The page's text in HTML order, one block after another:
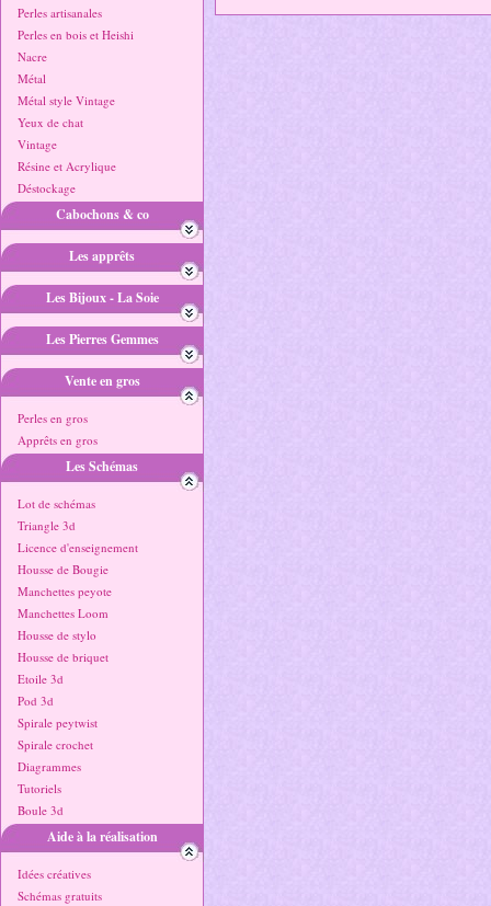
Perles artisanales
Perles en bois et Heishi
Nacre
Métal
Métal style Vintage
Yeux de chat
Vintage
Résine et Acrylique
Déstockage
Cabochons & co
Les apprêts
Les Bijoux - La Soie
Les Pierres Gemmes
Vente en gros
Perles en gros
Apprêts en gros
Les Schémas
Lot de schémas
Triangle 3d
Licence d'enseignement
Housse de Bougie
Manchettes peyote
Manchettes Loom
Housse de stylo
Housse de briquet
Etoile 3d
Pod 3d
Spirale peytwist
Spirale crochet
Diagrammes
Tutoriels
Boule 3d
Aide à la réalisation
Idées créatives
Schémas gratuits